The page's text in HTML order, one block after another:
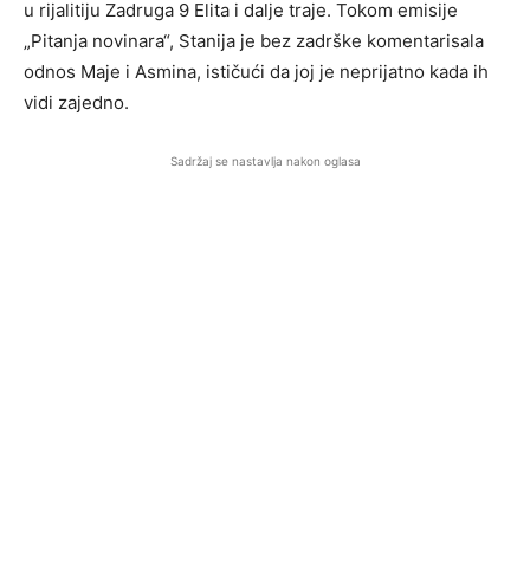
u rijalitiju Zadruga 9 Elita i dalje traje. Tokom emisije
„Pitanja novinara“, Stanija je bez zadrške komentarisala
odnos Maje i Asmina, ističući da joj je neprijatno kada ih
vidi zajedno.
Sadržaj se nastavlja nakon oglasa